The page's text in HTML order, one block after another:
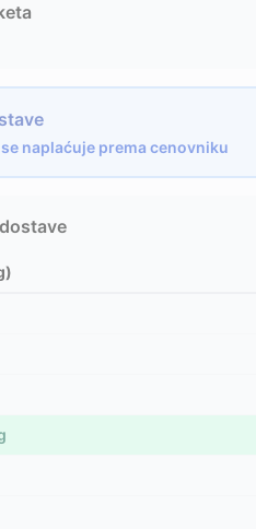
naplaćuje prema cenovniku